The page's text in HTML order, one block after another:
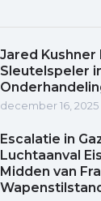
Jared
Sleutelspeler
december 16, 2025
Escalatie in
Luchtaanval
Midden van